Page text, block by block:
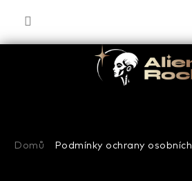
Domů Podmínky ochrany